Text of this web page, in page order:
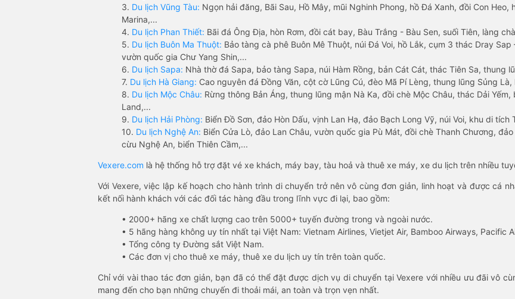
3. Du lịch Vũng Tàu: Ngọn hải đăng, Bãi Sau, Hồ Mây, mũi Nghinh Phong, hồ Đá Xanh, đồi Con
Marina,...
4. Du lịch Phan Thiết: Bãi đá Ông Địa, hòn Rơm, đồi cát bay, Bàu Trắng - Bàu Sen, suối Tiên, làng
5. Du lịch Buôn Ma Thuột: Bảo tàng cà phê Buôn Mê Thuột, núi Đá Voi, hồ Lắk, cụm 3 thác Dray Sap
vườn quốc gia Chư Yang Shin,...
6. Du lịch Sapa: Nhà thờ đá Sapa, bảo tàng Sapa, núi Hàm Rồng, bản Cát Cát, thác Tiên Sa, thung
7. Du lịch Hà Giang: Cao nguyên đá Đồng Văn, cột cờ Lũng Cú, đèo Mã Pí Lèng, thung lũng Sủng
8. Du lịch Mộc Châu: Rừng thông Bản Áng, thung lũng mận Nà Ka, đồi chè Mộc Châu, thác Dải
Land,...
9. Du lịch Hải Phòng: Biển Đồ Sơn, đảo Hòn Dấu, vịnh Lan Hạ, đảo Bạch Long Vỹ, núi Voi, khu di tích
10. Du lịch Nghệ An: Biển Cửa Lò, đảo Lan Châu, vườn quốc gia Pù Mát, đồi chè Thanh Chương,
cừu Nghệ An, biển Thiên Cầm,...
Vexere.com là hệ thống hỗ trợ đặt vé xe khách, máy bay, tàu hoả và thuê xe máy, xe du lịch trên nhiều
Với Vexere, việc lập kế hoạch cho hành trình di chuyển trở nên vô cùng đơn giản, linh hoạt và được cá
kết nối hành khách với các đối tác hàng đầu trong lĩnh vực đi lại, bao gồm:
• 2000+ hãng xe chất lượng cao trên 5000+ tuyến đường trong và ngoài nước.
• 5 hãng hàng không uy tín nhất tại Việt Nam: Vietnam Airlines, Vietjet Air, Bamboo Airways, Pacific
• Tổng công ty Đường sắt Việt Nam.
• Các đơn vị cho thuê xe máy, thuê xe du lịch uy tín trên toàn quốc.
Chỉ với vài thao tác đơn giản, bạn đã có thể đặt được dịch vụ di chuyển tại Vexere với nhiều ưu đãi vô
mang đến cho bạn những chuyến đi thoải mái, an toàn và trọn vẹn nhất.